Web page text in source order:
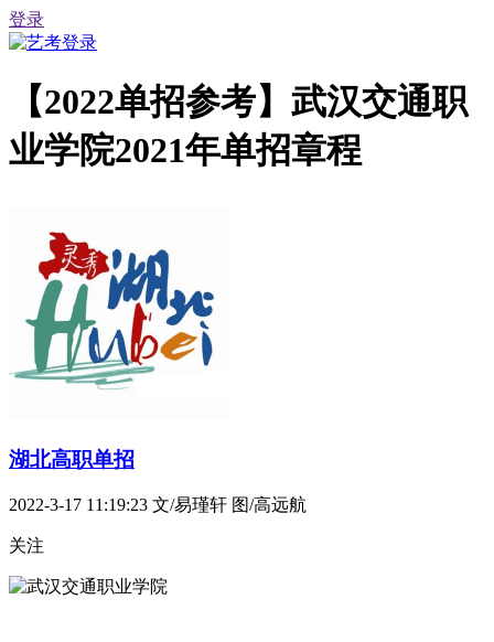
登录
【2022单招参考】武汉交通职
业学院2021年单招章程
湖北高职单招
2022-3-17 11:19:23 文/易瑾轩 图/高远航
关注